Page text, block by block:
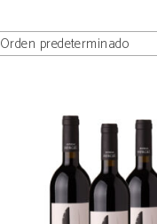
Orden predeterminado